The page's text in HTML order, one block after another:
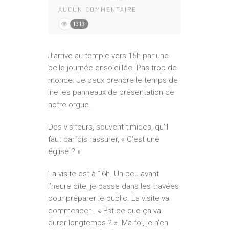
AUCUN COMMENTAIRE
1313
J’arrive au temple vers 15h par une
belle journée ensoleillée. Pas trop de
monde. Je peux prendre le temps de
lire les panneaux de présentation de
notre orgue.
Des visiteurs, souvent timides, qu’il
faut parfois rassurer, « C’est une
église ? »
La visite est à 16h. Un peu avant
l’heure dite, je passe dans les travées
pour préparer le public. La visite va
commencer… « Est-ce que ça va
durer longtemps ? ». Ma foi, je n’en